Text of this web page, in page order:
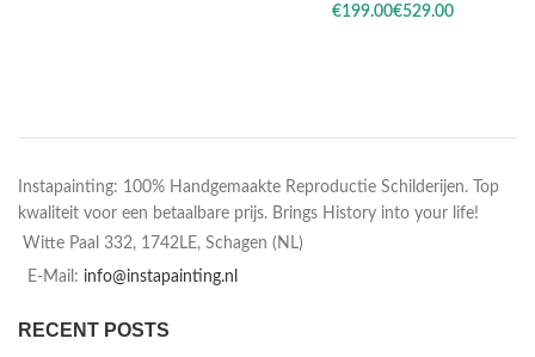
€
€
Instapainting: 100% Handgemaakte Reproductie Schilderijen. Top
kwaliteit voor een betaalbare prijs. Brings History into your life!
Witte Paal 332, 1742LE, Schagen (NL)
E-Mail: info@instapainting.nl
RECENT POSTS